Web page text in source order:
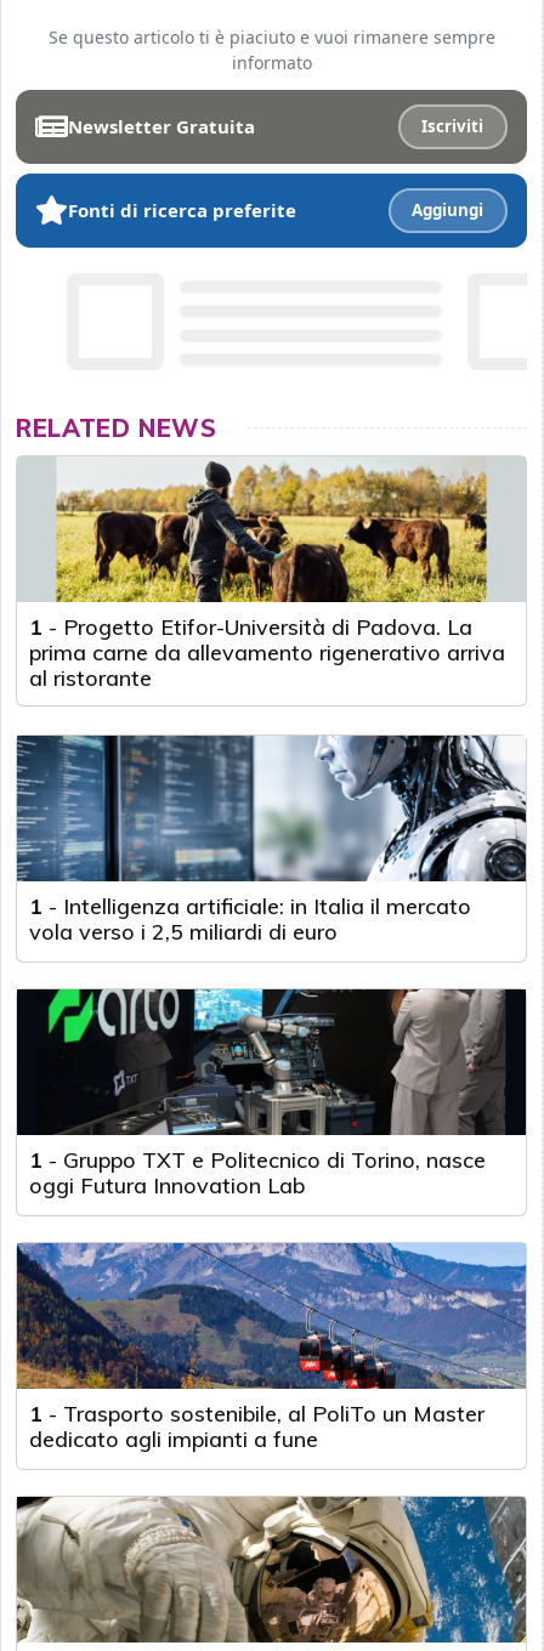
Se questo articolo ti è piaciuto e vuoi rimanere sempre
informato
Newsletter Gratuita Iscriviti
Fonti di ricerca preferite Aggiungi
RELATED NEWS
1 - Progetto Etifor-Università di Padova. La
prima carne da allevamento rigenerativo arriva
al ristorante
1 - Intelligenza artificiale: in Italia il mercato
vola verso i 2,5 miliardi di euro
1 - Gruppo TXT e Politecnico di Torino, nasce
oggi Futura Innovation Lab
1 - Trasporto sostenibile, al PoliTo un Master
dedicato agli impianti a fune